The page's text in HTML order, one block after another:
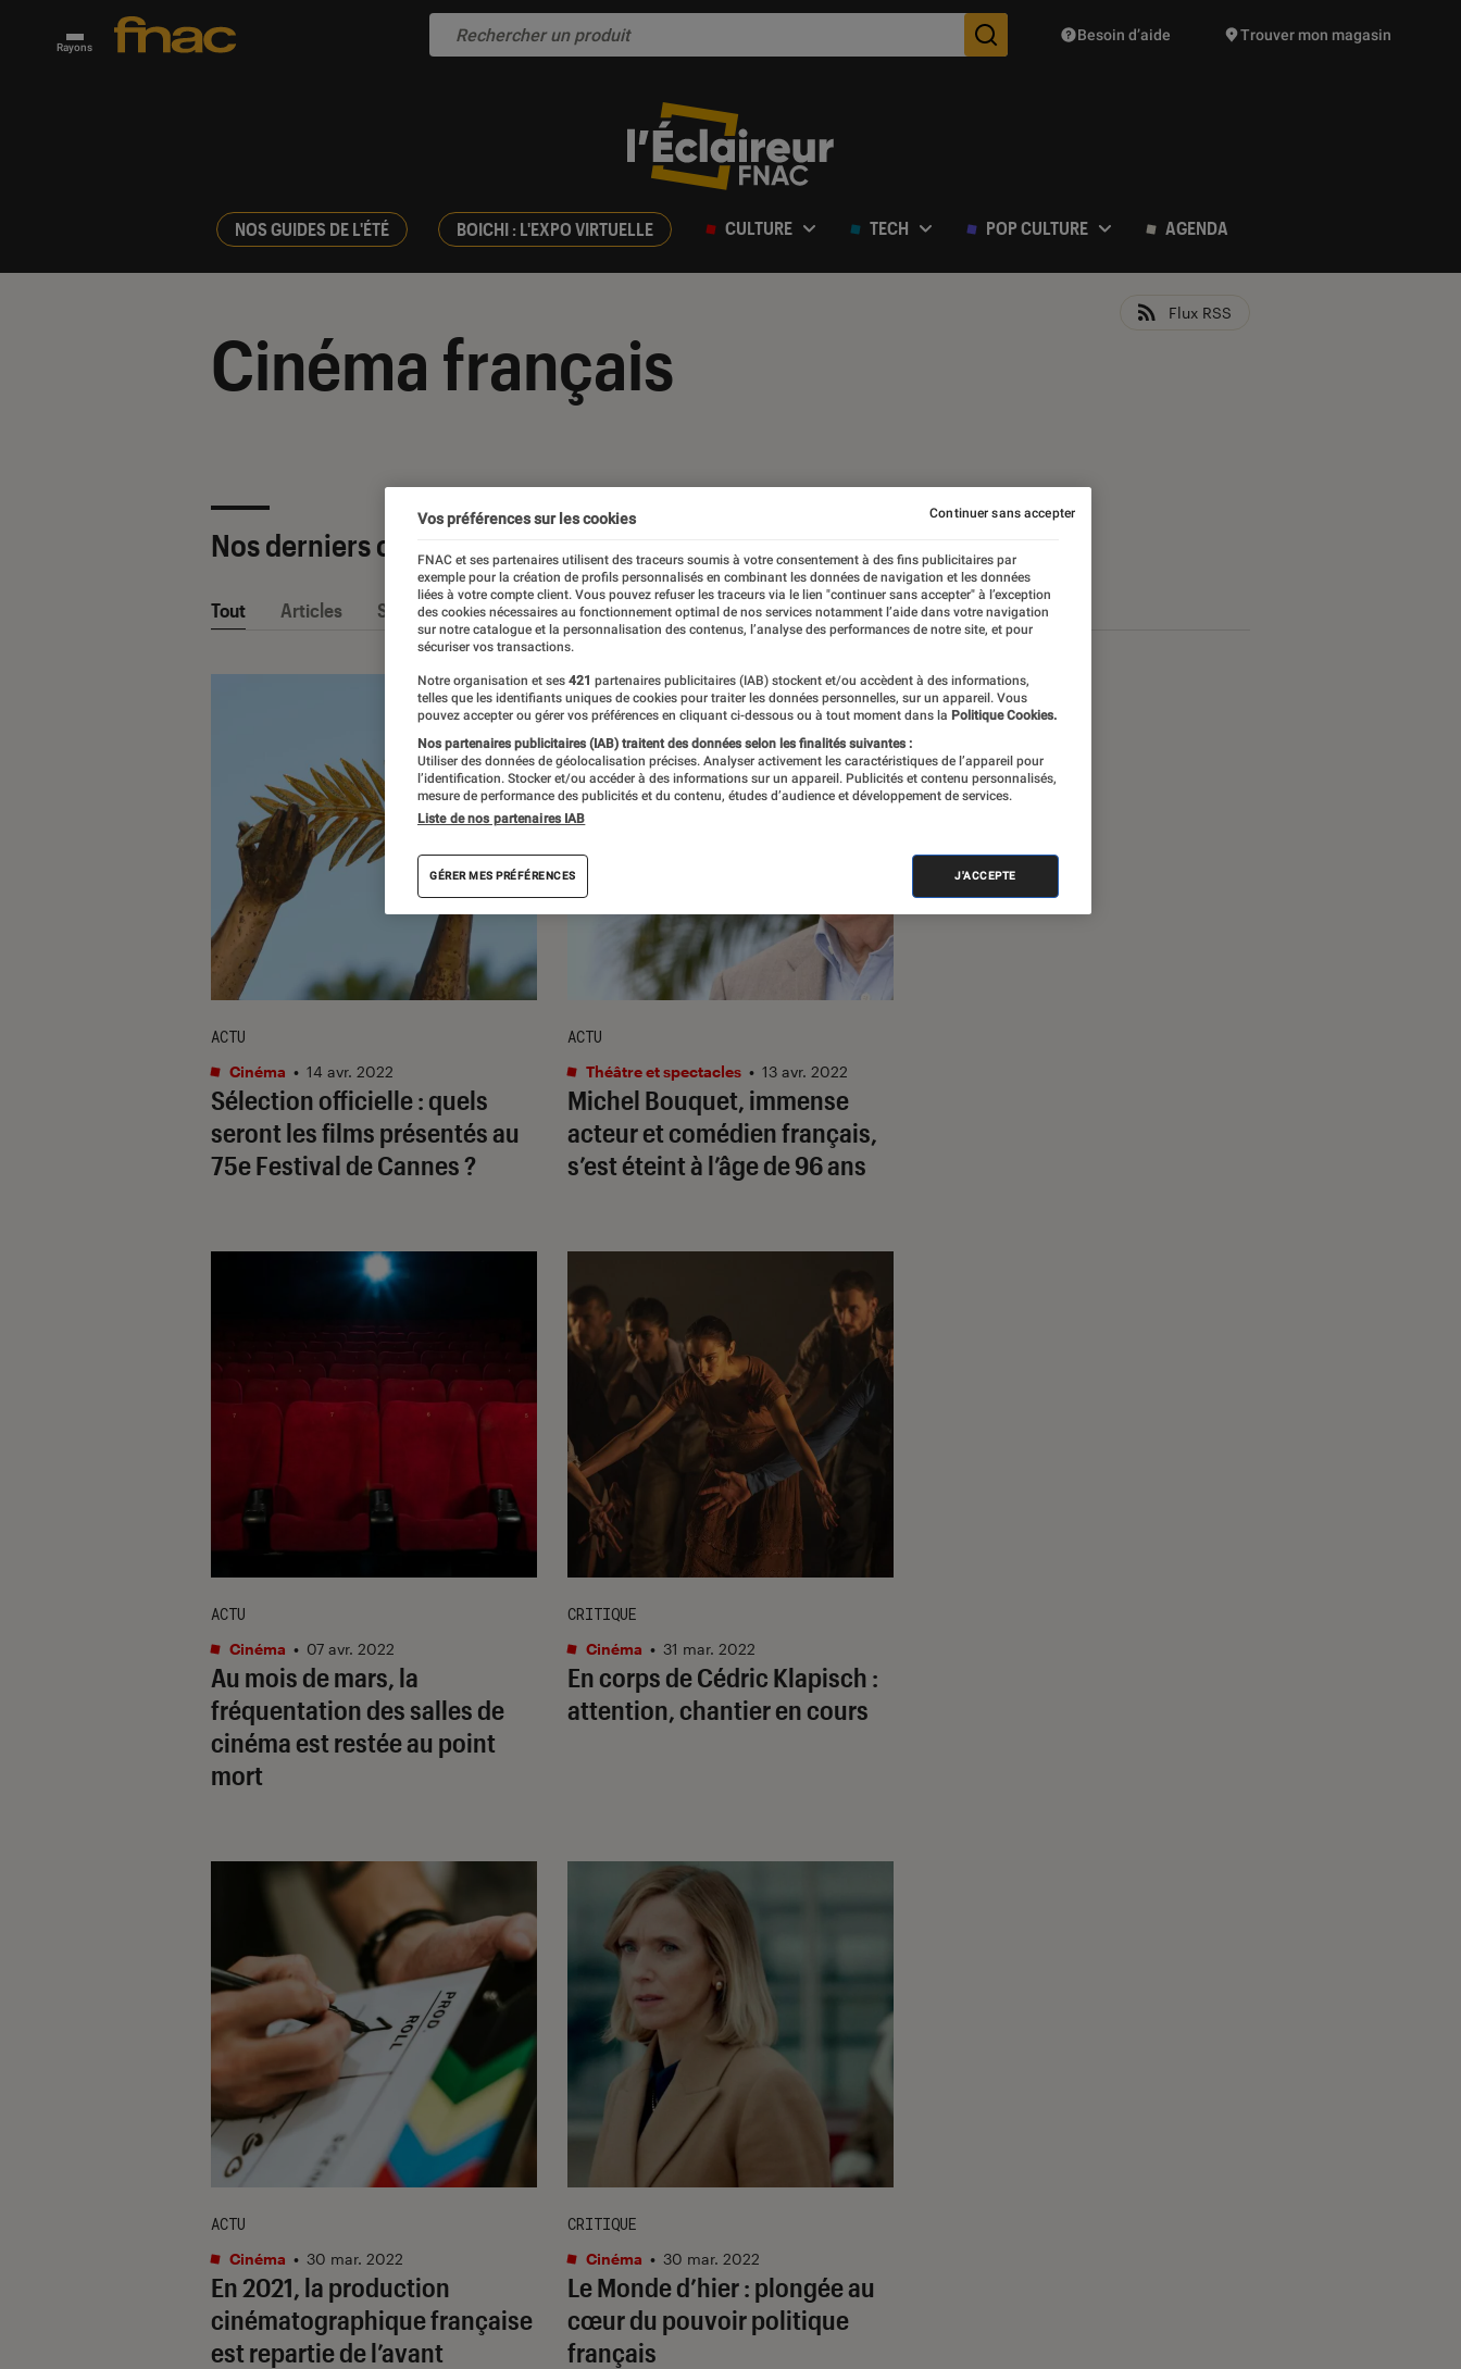
Rayons Des suggestions de produits vont vous être proposées
Besoin d’aide Trouver mon magasin
NOS GUIDES DE L'ÉTÉ BOICHI : L'EXPO VIRTUELLE CULTURE TECH POP CULTURE AGENDA
Cinéma français
Flux RSS
Nos derniers contenus
Tout Articles Sélections et guides
Sélection officielle : quels
seront les films présentés au
75e Festival de Cannes ?
ACTU
Cinéma • 14 avr. 2022
Michel Bouquet, immense
acteur et comédien français,
s’est éteint à l’âge de 96 ans
ACTU
Théâtre et spectacles • 13 avr. 2022
Au mois de mars, la
fréquentation des salles de
cinéma est restée au point
mort
ACTU
Cinéma • 07 avr. 2022
En corps de Cédric Klapisch :
attention, chantier en cours
CRITIQUE
Cinéma • 31 mar. 2022
En 2021, la production
cinématographique française
est repartie de l’avant
ACTU
Cinéma • 30 mar. 2022
Le Monde d’hier : plongée au
cœur du pouvoir politique
français
CRITIQUE
Cinéma • 30 mar. 2022
Vos préférences sur les cookies
FNAC et ses partenaires utilisent des traceurs soumis à votre consentement à des fins publicitaires par
exemple pour la création de profils personnalisés en combinant les données de navigation et les données
liées à votre compte client. Vous pouvez refuser les traceurs via le lien "continuer sans accepter" à l’exception
des cookies nécessaires au fonctionnement optimal de nos services notamment l’aide dans votre navigation
sur notre catalogue et la personnalisation des contenus, l’analyse des performances de notre site, et pour
sécuriser vos transactions.
Notre organisation et ses 421 partenaires publicitaires (IAB) stockent et/ou accèdent à des informations,
telles que les identifiants uniques de cookies pour traiter les données personnelles, sur un appareil. Vous
pouvez accepter ou gérer vos préférences en cliquant ci-dessous ou à tout moment dans la Politique Cookies.
Nos partenaires publicitaires (IAB) traitent des données selon les finalités suivantes :
Utiliser des données de géolocalisation précises. Analyser activement les caractéristiques de l’appareil pour
l’identification. Stocker et/ou accéder à des informations sur un appareil. Publicités et contenu personnalisés,
mesure de performance des publicités et du contenu, études d’audience et développement de services.
Liste de nos partenaires IAB
GÉRER MES PRÉFÉRENCES J'ACCEPTE
Continuer sans accepter